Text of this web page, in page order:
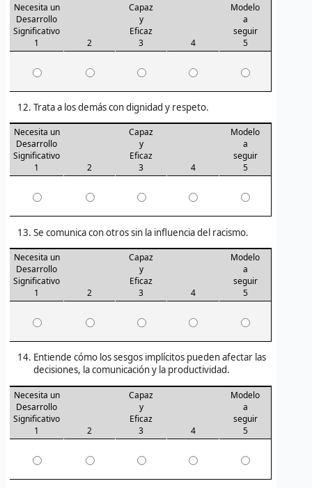
Necesita un
Desarrollo
Significativo
1
2
Capaz
y
Eficaz
3
4
Modelo
a
seguir
5
Trata a los demás con dignidad y respeto.
Necesita un
Desarrollo
Significativo
1
2
Capaz
y
Eficaz
3
4
Modelo
a
seguir
5
Se comunica con otros sin la influencia del racismo.
Necesita un
Desarrollo
Significativo
1
2
Capaz
y
Eficaz
3
4
Modelo
a
seguir
5
Entiende cómo los sesgos implícitos pueden afectar las
decisiones, la comunicación y la productividad.
Necesita un
Desarrollo
Significativo
1
2
Capaz
y
Eficaz
3
4
Modelo
a
seguir
5